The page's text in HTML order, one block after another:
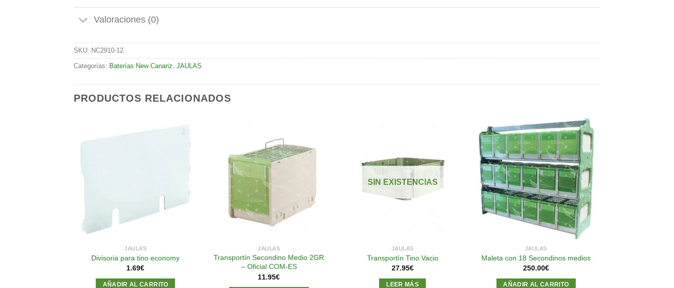
Valoraciones (0)
SKU: NC2910-12
Categorías: Baterías New Canariz JAULAS
PRODUCTOS RELACIONADOS
JAULAS
Divisoria para tino economy
1.69€
AÑADIR AL CARRITO
JAULAS
Transportín Secondino Medio 2GR
– Oficial COM-ES
11.95€
Añadir
deseos
SIN EXISTENCIAS
JAULAS
Transportín Tino Vacio
27.95€
LEER MÁS
Añadir
a la
lista de
deseos
JAULAS
Maleta con 18 Secondinos medios
250.00€
AÑADIR AL CARRITO